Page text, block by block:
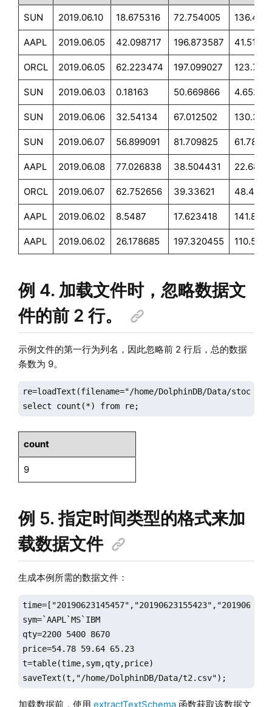
SUN 2019.06.10 18.675316 72.754005
AAPL 2019.06.05 42.098717 196.873587
ORCL 2019.06.05 62.223474 197.099027
SUN 2019.06.03 0.18163 50.669866
SUN 2019.06.06 32.54134 67.012502
SUN 2019.06.07 56.899091 81.709825
AAPL 2019.06.08 77.026838 38.504431
ORCL 2019.06.07 62.752656 39.33621
AAPL 2019.06.02 8.5487 17.623418
AAPL 2019.06.02 26.178685 197.320455
例 4. 加载文件时，忽略数据文
件的前 2 行。
示例文件的第一行为列名，因此忽略前 2 行后，总的数据
条数为 9。
re=loadText(filename="/home/DolphinDB/Data/
select count(*) from re;
count
9
例 5. 指定时间类型的格式来加
载数据文件
生成本例所需的数据文件：
sym=`AAPL`MS`IBM
qty=2200 5400 8670
price=54.78 59.64 65.23
t=table(time,sym,qty,price)
saveText(t,"/home/DolphinDB/Data/t2.csv");
加载数据前，使用 extractTextSchema函数获取该数据文